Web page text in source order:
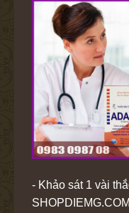
- Khảo sát 1 vài